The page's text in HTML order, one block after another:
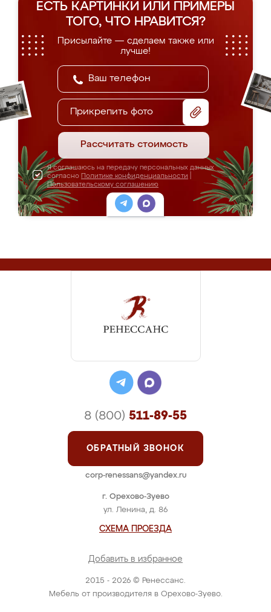
ЕСТЬ КАРТИНКИ ИЛИ ПРИМЕРЫ
ТОГО, ЧТО НРАВИТСЯ?
Присылайте — сделаем также или
лучше!
Прикрепить фото
Рассчитать стоимость
Я соглашаюсь на передачу персональных данных
согласно Политике конфиденциальности
Пользовательскому соглашению
2015 - 2026 © Ренессанс.
Мебель от производителя в Орехово-Зуево.
г. Орехово-Зуево
ул. Ленина, д. 86
СХЕМА ПРОЕЗДА
Добавить в избранное
8 (800) 511-89-55
ОБРАТНЫЙ ЗВОНОК
corp-renessans@yandex.ru